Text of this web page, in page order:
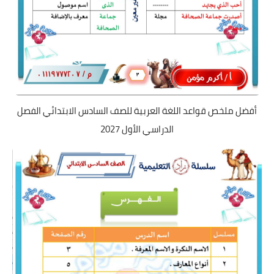
أفضل ملخص قواعد اللغة العربية للصف السادس الابتدائي الفصل
الدراسي الأول 2027